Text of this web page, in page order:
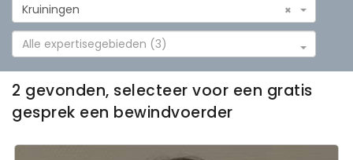
×
Kruiningen
Alle expertisegebieden (3)
2 gevonden, selecteer voor een gratis
gesprek een bewindvoerder